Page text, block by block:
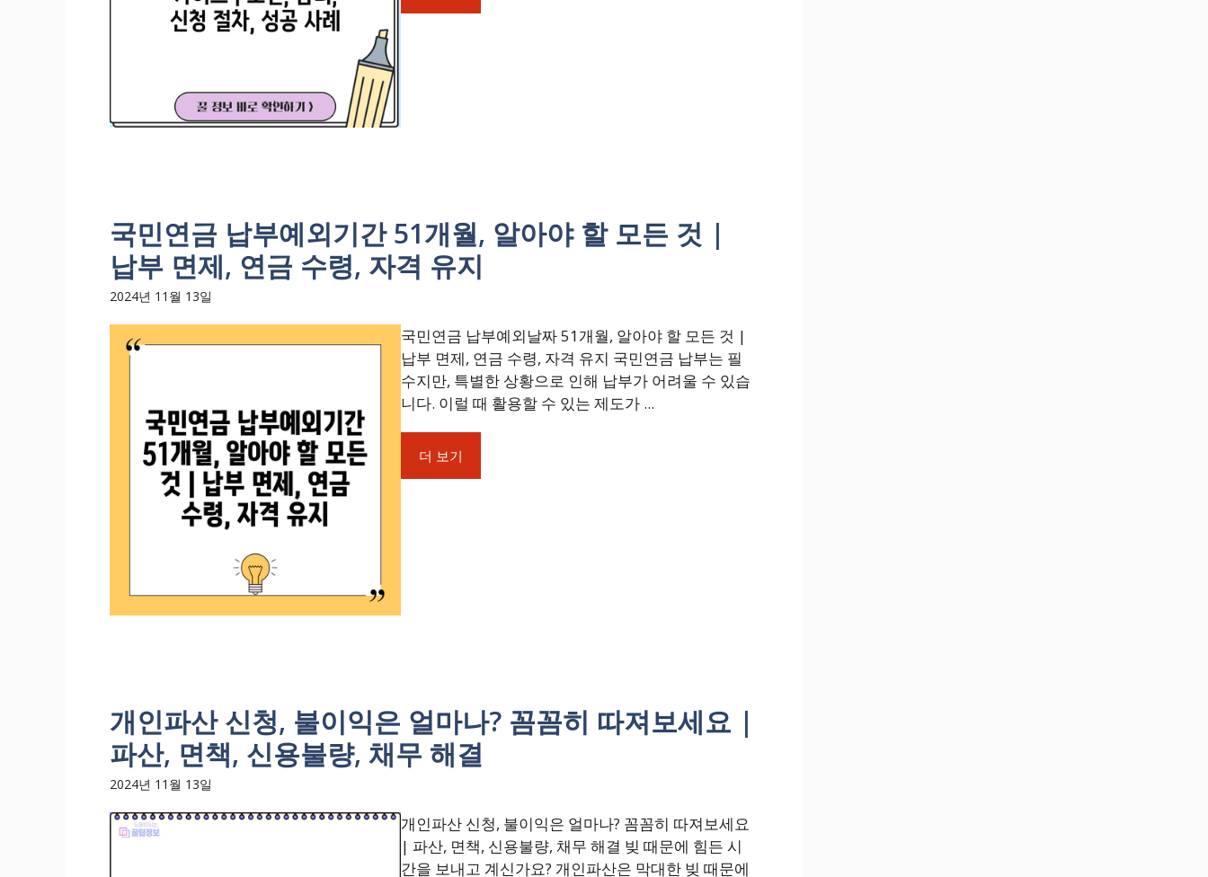
국민연금 납부예외기간 51개월, 알아야 할 모든 것 |
납부 면제, 연금 수령, 자격 유지
2024년 11월 13일
국민연금 납부예외날짜 51개월, 알아야 할 모든 것 |
납부 면제, 연금 수령, 자격 유지 국민연금 납부는 필
수지만, 특별한 상황으로 인해 납부가 어려울 수 있습
니다. 이럴 때 활용할 수 있는 제도가 ...
더 보기
개인파산 신청, 불이익은 얼마나? 꼼꼼히 따져보세요 |
파산, 면책, 신용불량, 채무 해결
2024년 11월 13일
개인파산 신청, 불이익은 얼마나? 꼼꼼히 따져보세요
| 파산, 면책, 신용불량, 채무 해결 빚 때문에 힘든 시
간을 보내고 계신가요? 개인파산은 막대한 빚 때문에